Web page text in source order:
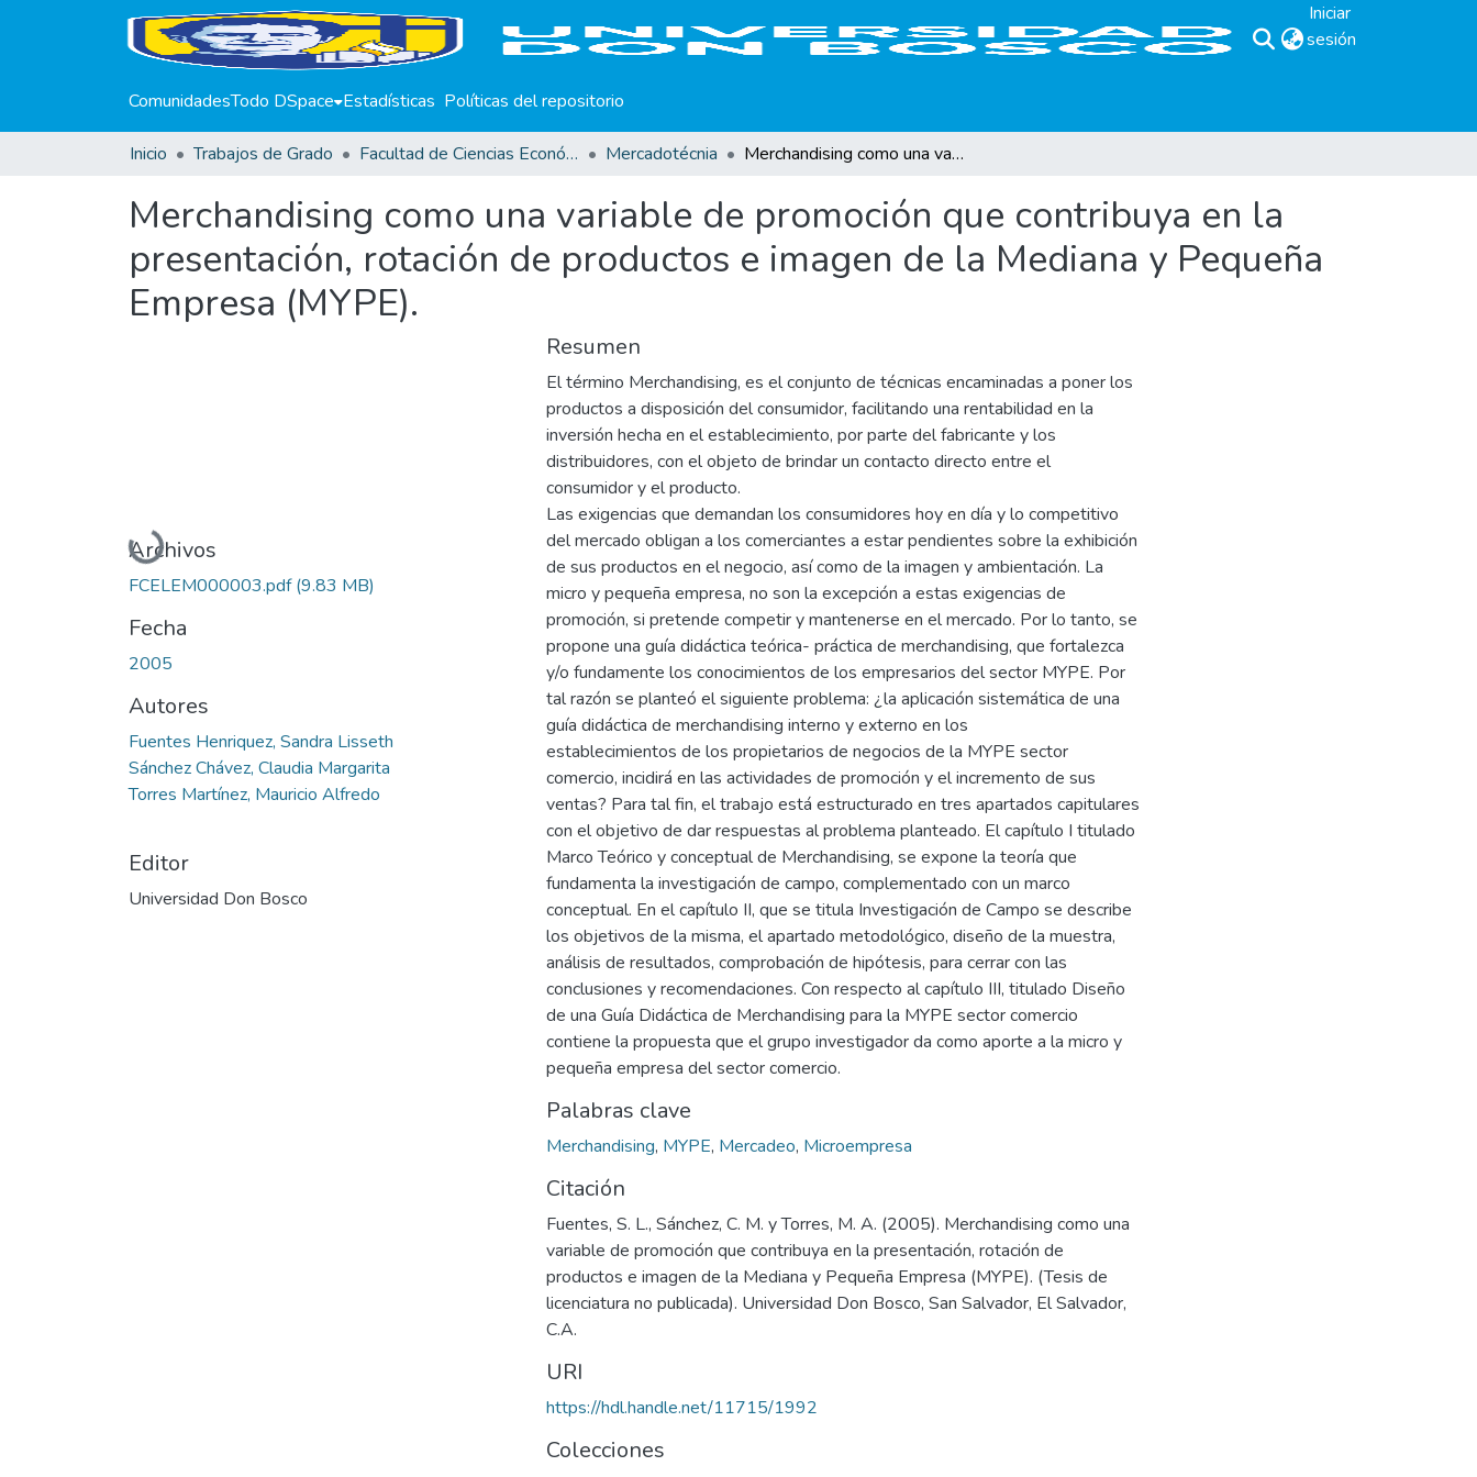
Iniciar
sesión
ComunidadesTodo DSpace Estadísticas Políticas del repositorio
Inicio Trabajos de Grado Facultad de Ciencias Económicas Mercadotécnia Merchandising como una variable de promoción que contribuya en la presentación, rotación de productos e imagen de la Mediana y Pequeña Empresa (MYPE).
Merchandising como una variable de promoción que contribuya en la
presentación, rotación de productos e imagen de la Mediana y Pequeña
Empresa (MYPE).
Cargando...
Archivos
FCELEM000003.pdf(9.83 MB)
Fecha
2005
Autores
Fuentes Henriquez, Sandra Lisseth
Sánchez Chávez, Claudia Margarita
Torres Martínez, Mauricio Alfredo
Editor
Universidad Don Bosco
Resumen
El término Merchandising, es el conjunto de técnicas encaminadas a poner los
productos a disposición del consumidor, facilitando una rentabilidad en la
inversión hecha en el establecimiento, por parte del fabricante y los
distribuidores, con el objeto de brindar un contacto directo entre el
consumidor y el producto.
Las exigencias que demandan los consumidores hoy en día y lo competitivo
del mercado obligan a los comerciantes a estar pendientes sobre la exhibición
de sus productos en el negocio, así como de la imagen y ambientación. La
micro y pequeña empresa, no son la excepción a estas exigencias de
promoción, si pretende competir y mantenerse en el mercado. Por lo tanto, se
propone una guía didáctica teórica- práctica de merchandising, que fortalezca
y/o fundamente los conocimientos de los empresarios del sector MYPE. Por
tal razón se planteó el siguiente problema: ¿la aplicación sistemática de una
guía didáctica de merchandising interno y externo en los
establecimientos de los propietarios de negocios de la MYPE sector
comercio, incidirá en las actividades de promoción y el incremento de sus
ventas? Para tal fin, el trabajo está estructurado en tres apartados capitulares
con el objetivo de dar respuestas al problema planteado. El capítulo I titulado
Marco Teórico y conceptual de Merchandising, se expone la teoría que
fundamenta la investigación de campo, complementado con un marco
conceptual. En el capítulo II, que se titula Investigación de Campo se describe
los objetivos de la misma, el apartado metodológico, diseño de la muestra,
análisis de resultados, comprobación de hipótesis, para cerrar con las
conclusiones y recomendaciones. Con respecto al capítulo III, titulado Diseño
de una Guía Didáctica de Merchandising para la MYPE sector comercio
contiene la propuesta que el grupo investigador da como aporte a la micro y
pequeña empresa del sector comercio.
Palabras clave
Merchandising, MYPE, Mercadeo, Microempresa
Citación
Fuentes, S. L., Sánchez, C. M. y Torres, M. A. (2005). Merchandising como una
variable de promoción que contribuya en la presentación, rotación de
productos e imagen de la Mediana y Pequeña Empresa (MYPE). (Tesis de
licenciatura no publicada). Universidad Don Bosco, San Salvador, El Salvador,
C.A.
URI
https://hdl.handle.net/11715/1992
Colecciones